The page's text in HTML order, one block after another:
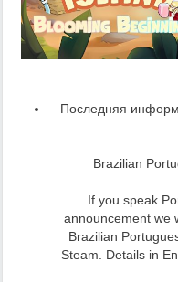
Последняя
Brazilian
If you speak
announcement we
Brazilian
Steam. Details in